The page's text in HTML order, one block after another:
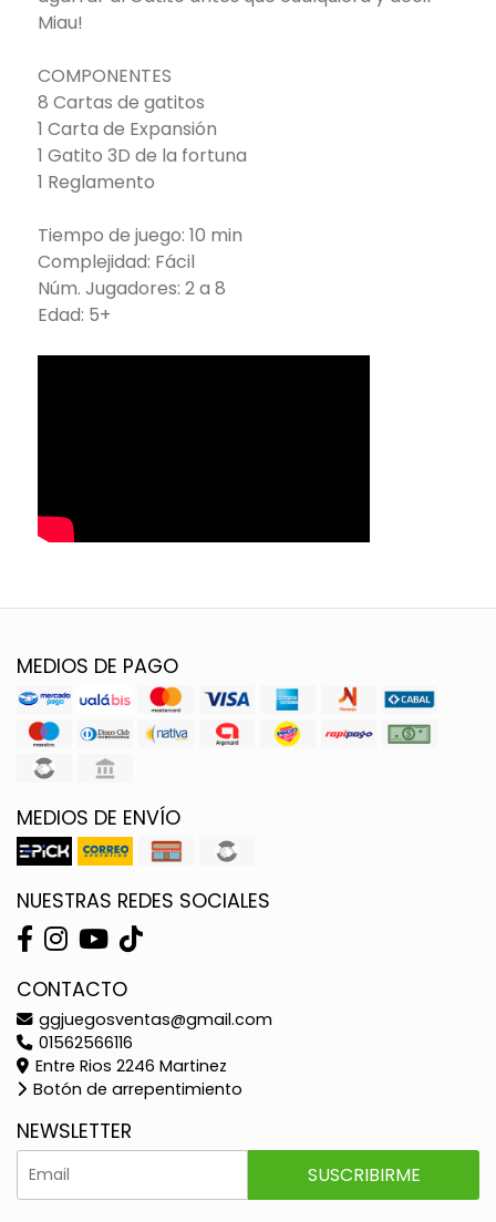
Miau!
COMPONENTES
8 Cartas de gatitos
1 Carta de Expansión
1 Gatito 3D de la fortuna
1 Reglamento
Tiempo de juego: 10 min
Complejidad: Fácil
Núm. Jugadores: 2 a 8
Edad: 5+
MEDIOS DE PAGO
MEDIOS DE ENVÍO
NUESTRAS REDES SOCIALES
CONTACTO
ggjuegosventas@gmail.com
01562566116
Entre Rios 2246 Martinez
Botón de arrepentimiento
NEWSLETTER
SUSCRIBIRME